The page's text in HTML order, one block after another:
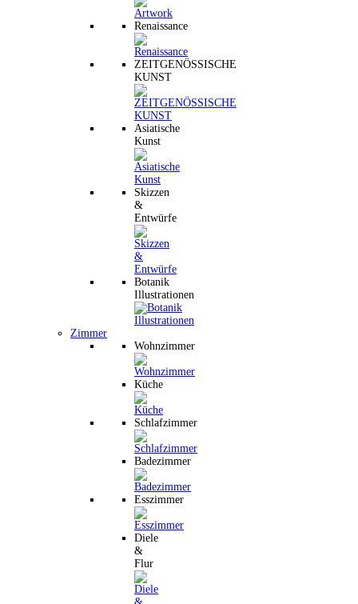
Renaissance
ZEITGENÖSSISCHE
KUNST
Asiatische
Kunst
Skizzen
&
Entwürfe
Botanik
Illustrationen
Zimmer
Wohnzimmer
Küche
Schlafzimmer
Badezimmer
Esszimmer
Diele
&
Flur